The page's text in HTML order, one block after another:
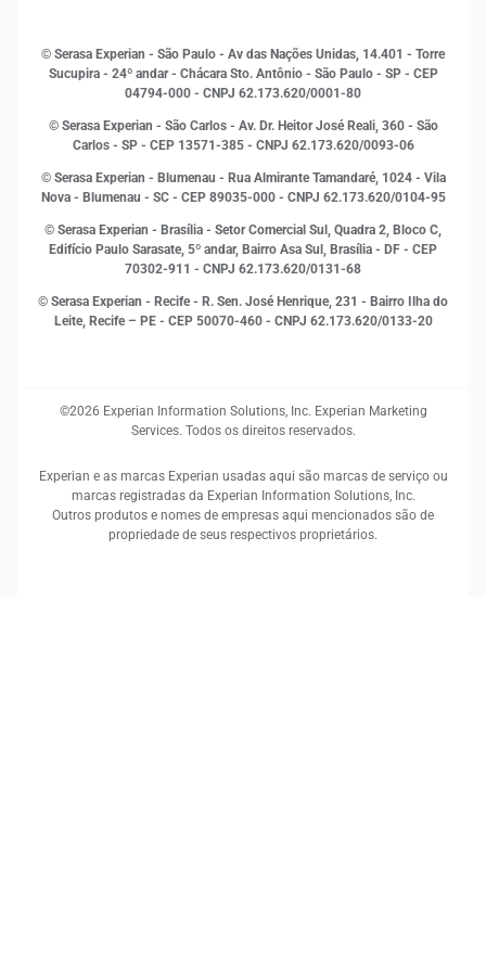
Inovação e Tecnologia
Leis e impostos
Marketing
Open Finance
Proteção de Dados
Sustentabilidade Corporativa
© Serasa Experian - São Paulo - Av das Nações Unidas, 14.401 - Torre
Sucupira - 24º andar - Chácara Sto. Antônio - São Paulo - SP - CEP
04794-000 - CNPJ 62.173.620/0001-80
© Serasa Experian - São Carlos - Av. Dr. Heitor José Reali, 360 - São
Carlos - SP - CEP 13571-385 - CNPJ 62.173.620/0093-06
© Serasa Experian - Blumenau - Rua Almirante Tamandaré, 1024 - Vila
Nova - Blumenau - SC - CEP 89035-000 - CNPJ 62.173.620/0104-95
© Serasa Experian - Brasília - Setor Comercial Sul, Quadra 2, Bloco C,
Edifício Paulo Sarasate, 5º andar, Bairro Asa Sul, Brasília - DF - CEP
70302-911 - CNPJ 62.173.620/0131-68
© Serasa Experian - Recife - R. Sen. José Henrique, 231 - Bairro Ilha do
Leite, Recife – PE - CEP 50070-460 - CNPJ 62.173.620/0133-20
©2026 Experian Information Solutions, Inc. Experian Marketing
Services. Todos os direitos reservados.
Experian e as marcas Experian usadas aqui são marcas de serviço ou
marcas registradas da Experian Information Solutions, Inc.
Outros produtos e nomes de empresas aqui mencionados são de
propriedade de seus respectivos proprietários.